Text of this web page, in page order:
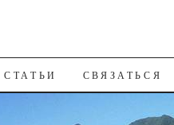
СТАТЬИ СВЯЗАТЬСЯ